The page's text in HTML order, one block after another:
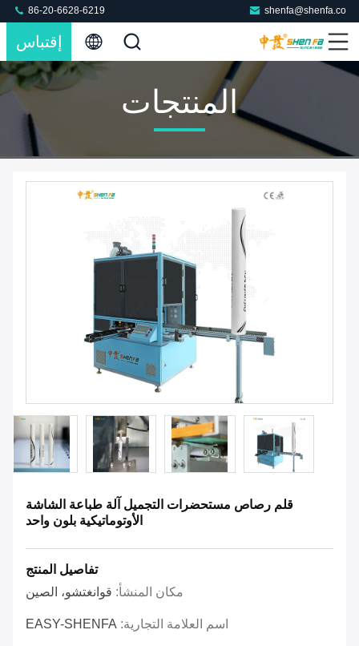
shenfa@shenfa.co
86-20-6628-6219
إقتباس
المنتجات
قلم رصاص مستحضرات التجميل آلة طباعة الشاشة
الأوتوماتيكية بلون واحد
تفاصيل المنتج
مكان المنشأ: قوانغتشو، الصين
اسم العلامة التجارية: EASY-SHENFA